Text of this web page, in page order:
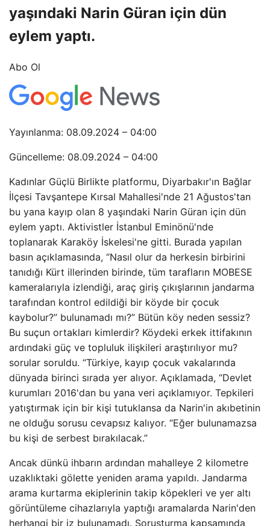
yaşındaki Narin Güran için dün
eylem yaptı.
Abo Ol
Yayınlanma: 08.09.2024 – 04:00
Güncelleme: 08.09.2024 – 04:00
Kadınlar Güçlü Birlikte platformu, Diyarbakır'ın Bağlar
İlçesi Tavşantepe Kırsal Mahallesi'nde 21 Ağustos'tan
bu yana kayıp olan 8 yaşındaki Narin Güran için dün
eylem yaptı. Aktivistler İstanbul Eminönü'nde
toplanarak Karaköy İskelesi'ne gitti. Burada yapılan
basın açıklamasında, “Nasıl olur da herkesin birbirini
tanıdığı Kürt illerinden birinde, tüm tarafların MOBESE
kameralarıyla izlendiği, araç giriş çıkışlarının jandarma
tarafından kontrol edildiği bir köyde bir çocuk
kaybolur?” bulunamadı mı?” Bütün köy neden sessiz?
Bu suçun ortakları kimlerdir? Köydeki erkek ittifakının
ardındaki güç ve topluluk ilişkileri araştırılıyor mu?
sorular soruldu. “Türkiye, kayıp çocuk vakalarında
dünyada birinci sırada yer alıyor. Açıklamada, “Devlet
kurumları 2016'dan bu yana veri açıklamıyor. Tepkileri
yatıştırmak için bir kişi tutuklansa da Narin'in akıbetinin
ne olduğu sorusu cevapsız kalıyor. “Eğer bulunamazsa
bu kişi de serbest bırakılacak.”
Ancak dünkü ihbarın ardından mahalleye 2 kilometre
uzaklıktaki gölette yeniden arama yapıldı. Jandarma
arama kurtarma ekiplerinin takip köpekleri ve yer altı
görüntüleme cihazlarıyla yaptığı aramalarda Narin'den
herhangi bir iz bulunamadı. Soruşturma kapsamında